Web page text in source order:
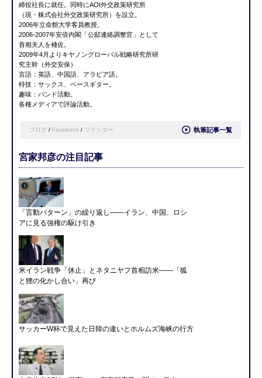
締役社長に就任。同時にAOI外交政策研究所
（現・株式会社外交政策研究所）を設立。
2006年立命館大学客員教授。
2006-2007年安倍内閣「公邸連絡調整官」として
首相夫人を補佐。
2009年4月よりキヤノングローバル戦略研究所研
究主幹（外交安保）
言語：英語、中国語、アラビア語。
特技：サックス、ベースギター。
趣味：バンド活動。
各種メディアで評論活動。
ブログ / Facebook / ツイッター 執筆記事一覧
宮家邦彦の注目記事
「言動パターン」の繰り返し――イラン、中国、ロシ
アに見る強権の駆け引き
米イラン戦争「休止」とネタニヤフ首相訪米――「狐
と狸の化かし合い」再び
サッカーW杯で見えた日韓の違いとホルムズ海峡の行方